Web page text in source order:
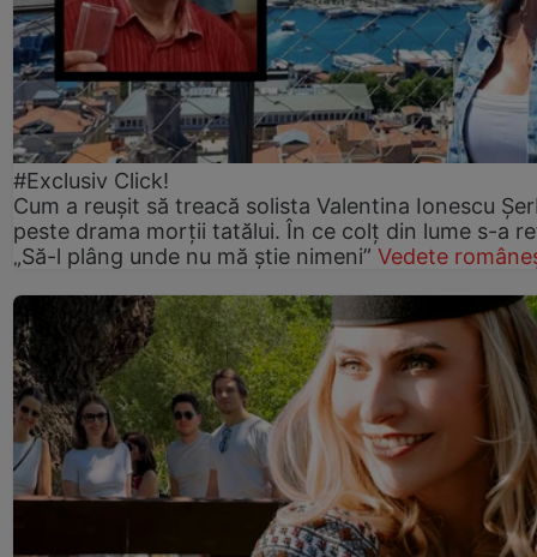
#Exclusiv Click!
Cum a reușit să treacă solista Valentina Ionescu
peste drama morții tatălui. În ce colț din lume s-a
„Să-l plâng unde nu mă știe nimeni” Vedete